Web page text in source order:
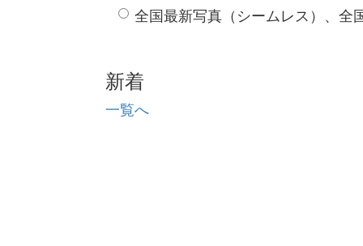
全国最新写真（シームレス）、全
新着
一覧へ